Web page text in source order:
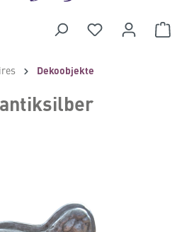
Dekoobjekte